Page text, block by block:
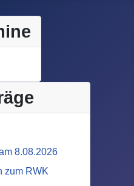
8.08.2026
zum RWK